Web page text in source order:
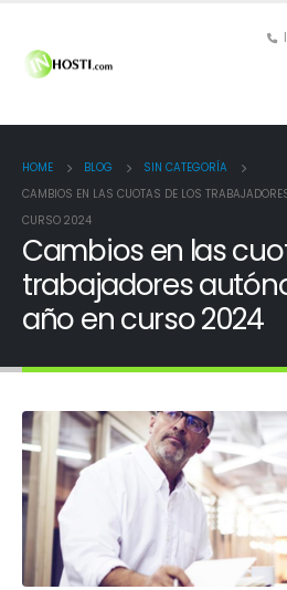
HOME BLOG
SIN CATEGORÍA
CAMBIOS EN LAS CUOTAS DE LOS
CURSO 2024
Cambios en las
trabajadores
año en curso 2024